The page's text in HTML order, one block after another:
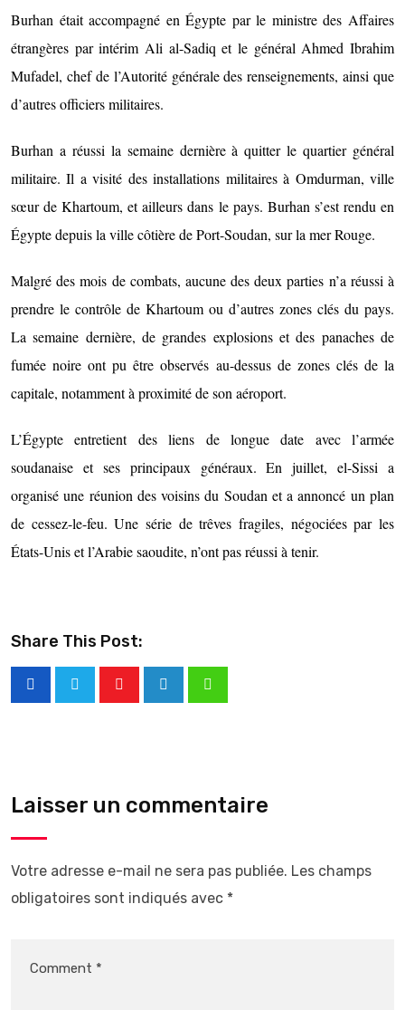
Burhan était accompagné en Égypte par le ministre des Affaires
étrangères par intérim Ali al-Sadiq et le général Ahmed Ibrahim
Mufadel, chef de l’Autorité générale des renseignements, ainsi que
d’autres officiers militaires.
Burhan a réussi la semaine dernière à quitter le quartier général
militaire. Il a visité des installations militaires à Omdurman, ville
sœur de Khartoum, et ailleurs dans le pays. Burhan s’est rendu en
Égypte depuis la ville côtière de Port-Soudan, sur la mer Rouge.
Malgré des mois de combats, aucune des deux parties n’a réussi à
prendre le contrôle de Khartoum ou d’autres zones clés du pays.
La semaine dernière, de grandes explosions et des panaches de
fumée noire ont pu être observés au-dessus de zones clés de la
capitale, notamment à proximité de son aéroport.
L’Égypte entretient des liens de longue date avec l’armée
soudanaise et ses principaux généraux. En juillet, el-Sissi a
organisé une réunion des voisins du Soudan et a annoncé un plan
de cessez-le-feu. Une série de trêves fragiles, négociées par les
États-Unis et l’Arabie saoudite, n’ont pas réussi à tenir.
Share This Post:
Laisser un commentaire
Votre adresse e-mail ne sera pas publiée. Les champs
obligatoires sont indiqués avec *